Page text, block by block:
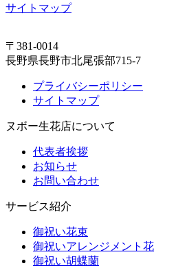
サイトマップ
〒381-0014
長野県長野市北尾張部715-7
プライバシーポリシー
サイトマップ
ヌボー生花店について
代表者挨拶
お知らせ
お問い合わせ
サービス紹介
御祝い花束
御祝いアレンジメント花
御祝い胡蝶蘭